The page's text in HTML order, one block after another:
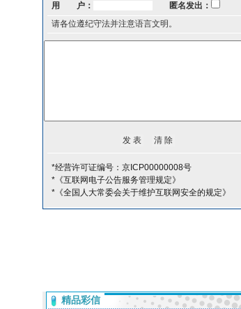
用 户：
匿名发出：
请各位遵纪守法并注意语言文明。
*经营许可证编号：京ICP00000008号
*《互联网电子公告服务管理规定》
*《全国人大常委会关于维护互联网安全的规定》